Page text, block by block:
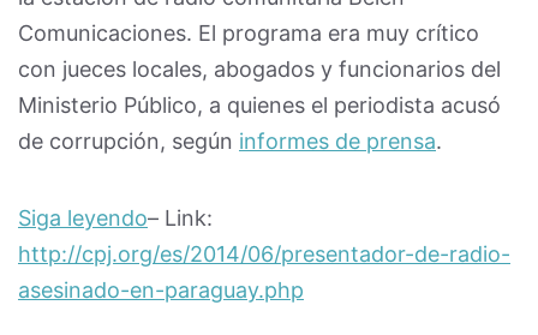
Comunicaciones. El programa era muy crítico
con jueces locales, abogados y funcionarios del
Ministerio Público, a quienes el periodista acusó
de corrupción, según informes de prensa.
Siga leyendo– Link:
http://cpj.org/es/2014/06/presentador-de-radio-
asesinado-en-paraguay.php